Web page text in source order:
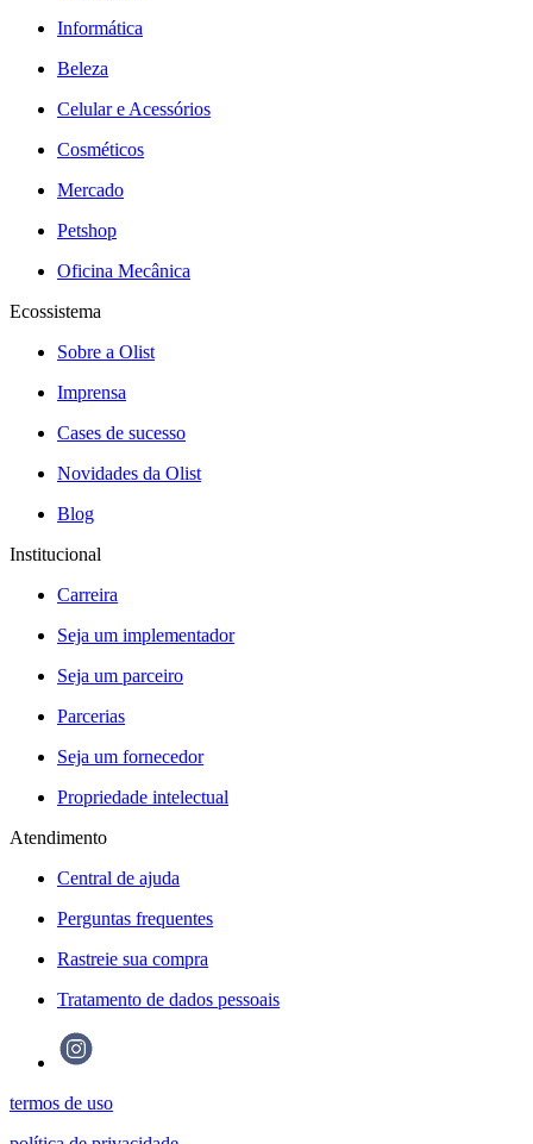
Informática
Beleza
Celular e Acessórios
Cosméticos
Mercado
Petshop
Oficina Mecânica
Ecossistema
Sobre a Olist
Imprensa
Cases de sucesso
Novidades da Olist
Blog
Institucional
Carreira
Seja um implementador
Seja um parceiro
Parcerias
Seja um fornecedor
Propriedade intelectual
Atendimento
Central de ajuda
Perguntas frequentes
Rastreie sua compra
Tratamento de dados pessoais
termos de uso